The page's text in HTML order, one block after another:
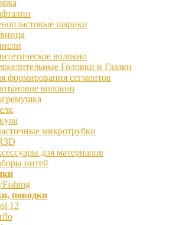
шарики
волокно
Головки и Глазки
формирования сегментов
волокно
микротрубки
для материалов
нитей
поводки
12